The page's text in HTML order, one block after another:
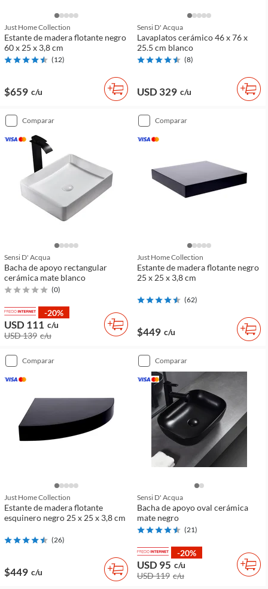
Just Home Collection
Estante de madera flotante negro
60 x 25 x 3,8 cm
(12)
$659 c/u
Sensi D' Acqua
Lavaplatos cerámico 46 x 76 x
25.5 cm blanco
(8)
USD 329 c/u
comparar
Sensi D' Acqua
Bacha de apoyo rectangular
cerámica mate blanco
(0)
-20%
USD 111 c/u
USD 139 c/u
comparar
Just Home Collection
Estante de madera flotante negro
25 x 25 x 3,8 cm
(62)
$449 c/u
comparar
Just Home Collection
Estante de madera flotante
esquinero negro 25 x 25 x 3,8 cm
(26)
$449 c/u
comparar
Sensi D' Acqua
Bacha de apoyo oval cerámica
mate negro
(21)
-20%
USD 95 c/u
USD 119 c/u